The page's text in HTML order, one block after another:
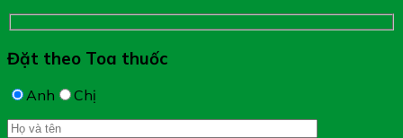
Đặt theo Toa thuốc
Anh Chị